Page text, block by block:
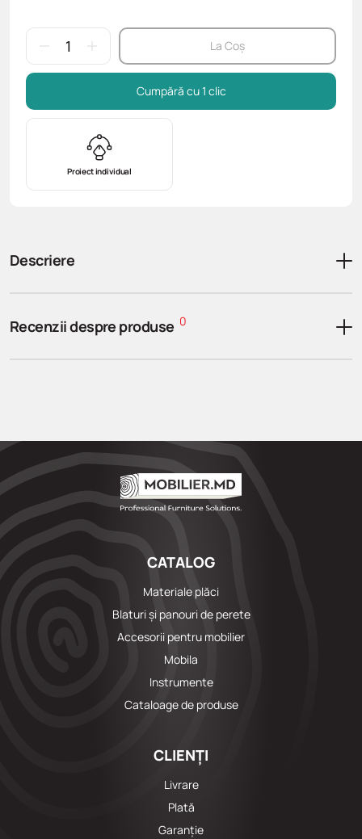
Proiect individual
La Coș
Cumpără cu 1 clic
Descriere
Recenzii despre produse 0
CATALOG
Materiale plăci
Blaturi și panouri de perete
Accesorii pentru mobilier
Mobila
Instrumente
Cataloage de produse
CLIENȚI
Livrare
Plată
Garanție